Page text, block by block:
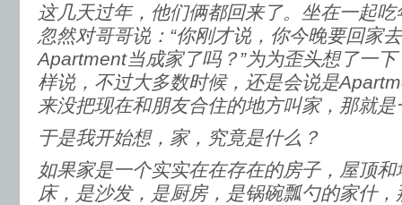
这几天过年，他们俩都回来了。坐在一起
忽然对哥哥说：“你刚才说，你今晚要回家
Apartment当成家了吗？”为为歪头想了一
样说，不过大多数时候，还是会说是
来没把现在和朋友合住的地方叫家，那就是
于是我开始想，家，究竟是什么？
如果家是一个实实在在存在的房子，屋顶
床，是沙发，是厨房，是锅碗瓢勺的家什